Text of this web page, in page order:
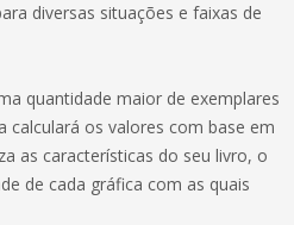
diversas situações e faixas de
quantidade maior de exemplares
os valores com base em
as características do seu livro, o
de cada gráfica com as quais